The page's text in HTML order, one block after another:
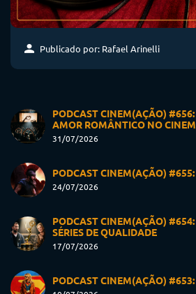
Publicado por: Rafael Arinelli
PODCAST CINEM(AÇÃO)
AMOR ROMÂNTICO NO
31/07/2026
PODCAST CINEM(AÇÃO)
24/07/2026
PODCAST CINEM(AÇÃO)
SÉRIES DE QUALIDADE
17/07/2026
PODCAST CINEM(AÇÃO) #653: